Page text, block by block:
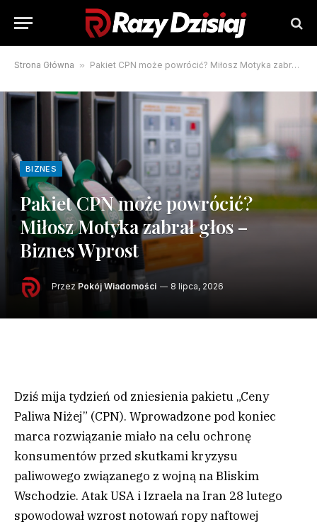
Strona Główna » Pakiet CPN może powrócić? Miłosz Motyka zabrał głos – Biznes Wprost
BIZNES
Pakiet CPN może powrócić?
Miłosz Motyka zabrał głos –
Biznes Wprost
Przez Pokój Wiadomości 8 lipca, 2026
Dziś mija tydzień od zniesienia pakietu „Ceny
Paliwa Niżej” (CPN). Wprowadzone pod koniec
marca rozwiązanie miało na celu ochronę
konsumentów przed skutkami kryzysu
paliwowego związanego z wojną na Bliskim
Wschodzie. Atak USA i Izraela na Iran 28 lutego
spowodował wzrost notowań ropy naftowej